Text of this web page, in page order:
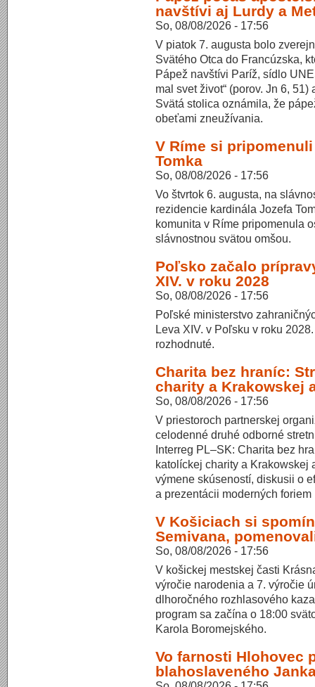
navštívi aj Lurdy a
So, 08/08/2026 - 17:56
V piatok 7. augusta bolo
Svätého Otca do Francúzska,
Pápež navštívi Paríž, sídlo
mal svet život“ (porov. Jn 6,
Svätá stolica oznámila, že
obeťami zneužívania.
V Ríme si
Tomka
So, 08/08/2026 - 17:56
Vo štvrtok 6. augusta, na
rezidencie kardinála Jozefa
komunita v Ríme pripomenula
slávnostnou svätou omšou.
Poľsko začalo
XIV. v roku 2028
So, 08/08/2026 - 17:56
Poľské ministerstvo
Leva XIV. v Poľsku v roku
rozhodnuté.
Charita bez hraníc:
charity a Krakowskej
So, 08/08/2026 - 17:56
V priestoroch partnerskej
celodenné druhé odborné
Interreg PL–SK: Charita bez
katolíckej charity a Krakowskej
výmene skúseností, diskusii o
a prezentácii moderných
V Košiciach si
Semivana,
So, 08/08/2026 - 17:56
V košickej mestskej časti
výročie narodenia a 7. výročie
dlhoročného rozhlasového
program sa začína o 18:00
Karola Boromejského.
Vo farnosti Hlohovec
blahoslaveného